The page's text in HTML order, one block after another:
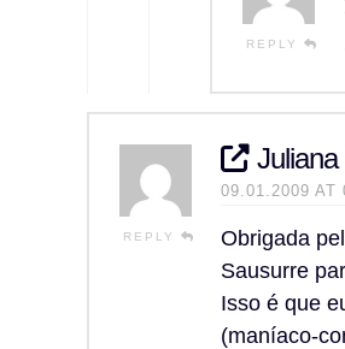
REPLY
REPLY
Juliana
09.01.2009 AT
Obrigada
Sausurre
Isso é que
(maníaco-